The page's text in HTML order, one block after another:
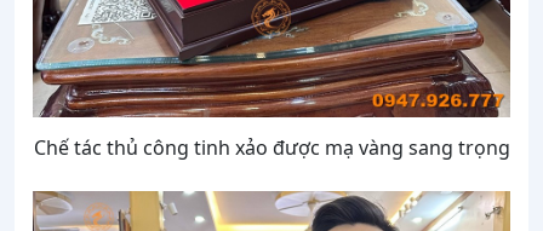
Chế tác thủ công tinh xảo được mạ vàng sang trọng